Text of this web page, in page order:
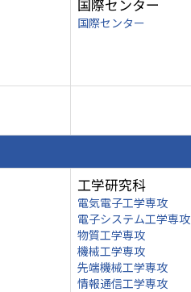
国際センター
国際センター
工学研究科
電気電子工学専攻
電子システム工学専攻
物質工学専攻
機械工学専攻
先端機械工学専攻
情報通信工学専攻